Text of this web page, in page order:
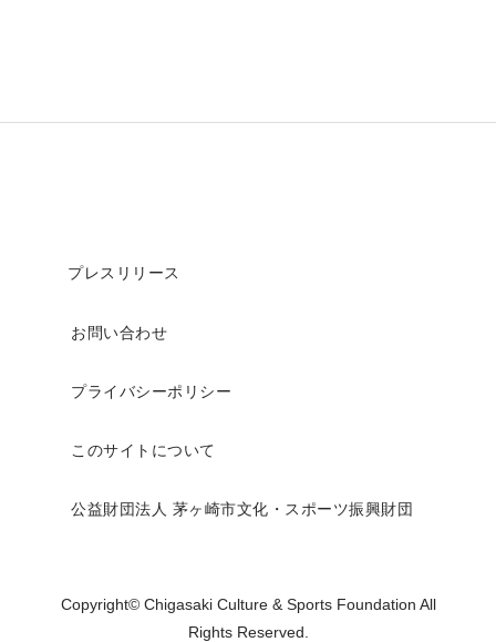
プレスリリース
お問い合わせ
プライバシーポリシー
このサイトについて
公益財団法人 茅ヶ崎市文化・スポーツ振興財団
Copyright© Chigasaki Culture & Sports Foundation All
Rights Reserved.